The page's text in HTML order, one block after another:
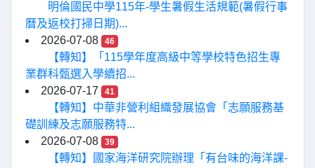
明倫國民中學115年-學生暑假生活規範(暑假行事
曆及返校打掃日期)...
2026-07-08
46
【轉知】「115學年度高級中等學校特色招生專
業群科甄選入學續招...
2026-07-17
41
【轉知】中華非營利組織發展協會「志願服務基
礎訓練及志願服務特...
2026-07-08
39
【轉知】國家海洋研究院辦理「有台味的海洋課-